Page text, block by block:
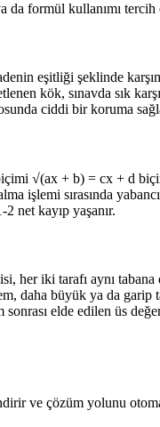
da formül kullanımı tercih
eşitliği şeklinde
kök, sınavda sık
ciddi bir koruma
√(ax + b) = cx + d
işlemi sırasında
net kayıp yaşanır.
her iki tarafı aynı
daha büyük ya da
elde edilen üs
ve çözüm yolunu